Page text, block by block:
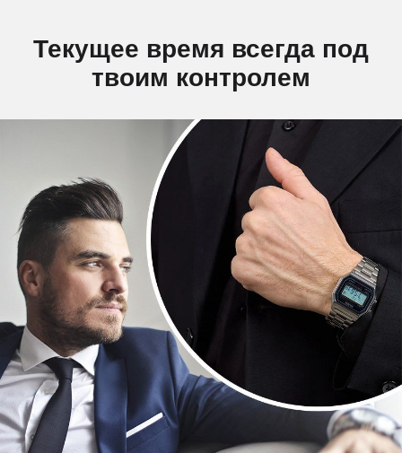
Текущее время всегда под
твоим контролем